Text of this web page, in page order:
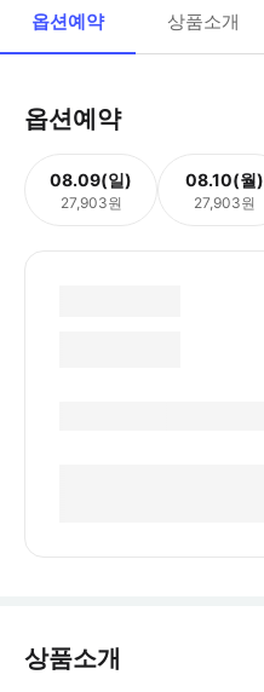
옵션예약 상품소개
옵션예약
08.09(일)
27,903원
08.10(월)
27,903원
상품소개